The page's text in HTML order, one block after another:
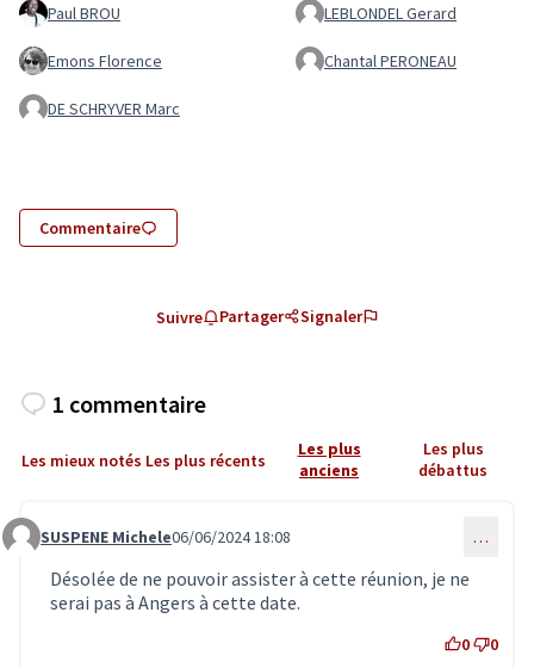
Paul BROU LEBLONDEL Gerard
Emons Florence Chantal PERONEAU
DE SCHRYVER Marc
Commentaire
Suivre Partager Signaler
1 commentaire
Les mieux notés Les plus récents
Les plus
anciens
Les plus
débattus
Commentaire 6930
SUSPENE Michele06/06/2024 18:08 …
Désolée de ne pouvoir assister à cette réunion, je ne
serai pas à Angers à cette date.
0 0